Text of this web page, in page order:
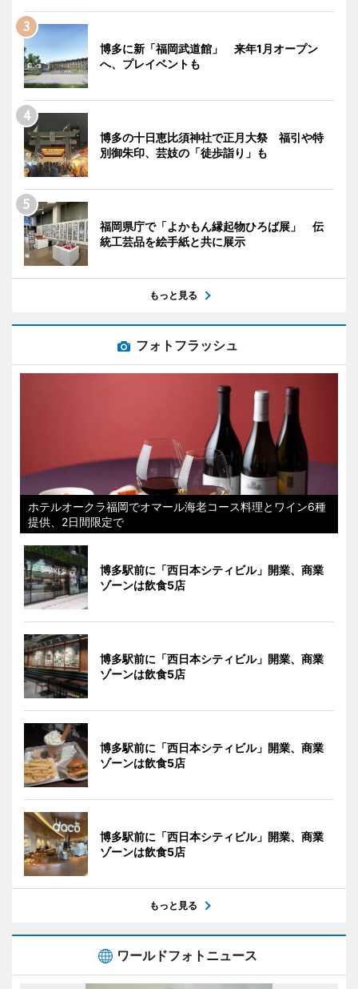
博多に新「福岡武道館」 来年1月オープン
へ、プレイベントも
博多の十日恵比須神社で正月大祭 福引や特
別御朱印、芸妓の「徒歩詣り」も
福岡県庁で「よかもん縁起物ひろば展」 伝
統工芸品を絵手紙と共に展示
もっと見る
フォトフラッシュ
ホテルオークラ福岡でオマール海老コース料理とワイン6種
提供、2日間限定で
博多駅前に「西日本シティビル」開業、商業
ゾーンは飲食5店
博多駅前に「西日本シティビル」開業、商業
ゾーンは飲食5店
博多駅前に「西日本シティビル」開業、商業
ゾーンは飲食5店
博多駅前に「西日本シティビル」開業、商業
ゾーンは飲食5店
もっと見る
ワールドフォトニュース